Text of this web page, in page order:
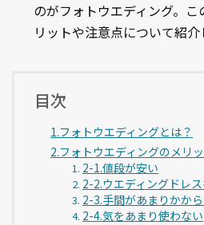
のがフォトウエディング。
リットや注意点について紹介
目次
1.フォトウエディングとは？
2.フォトウエディングのメリ
2-1.値段が安い
2-2.ウエディングドレ
2-3.手間があまりかか
2-4.気をあまり使わない